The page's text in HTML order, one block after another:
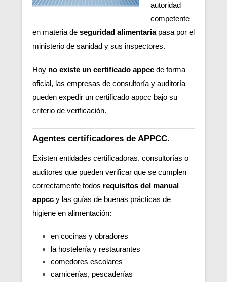
autoridad
competente
en materia de seguridad alimentaria pasa por el
ministerio de sanidad y sus inspectores.
Hoy no existe un certificado appcc de forma
oficial, las empresas de consultoría y auditoría
pueden expedir un certificado appcc bajo su
criterio de verificación.
Agentes certificadores de APPCC.
Existen entidades certificadoras, consultorías o
auditores que pueden verificar que se cumplen
correctamente todos requisitos del manual
appcc y las guías de buenas prácticas de
higiene en alimentación:
en cocinas y obradores
la hostelería y restaurantes
comedores escolares
carnicerías, pescaderías